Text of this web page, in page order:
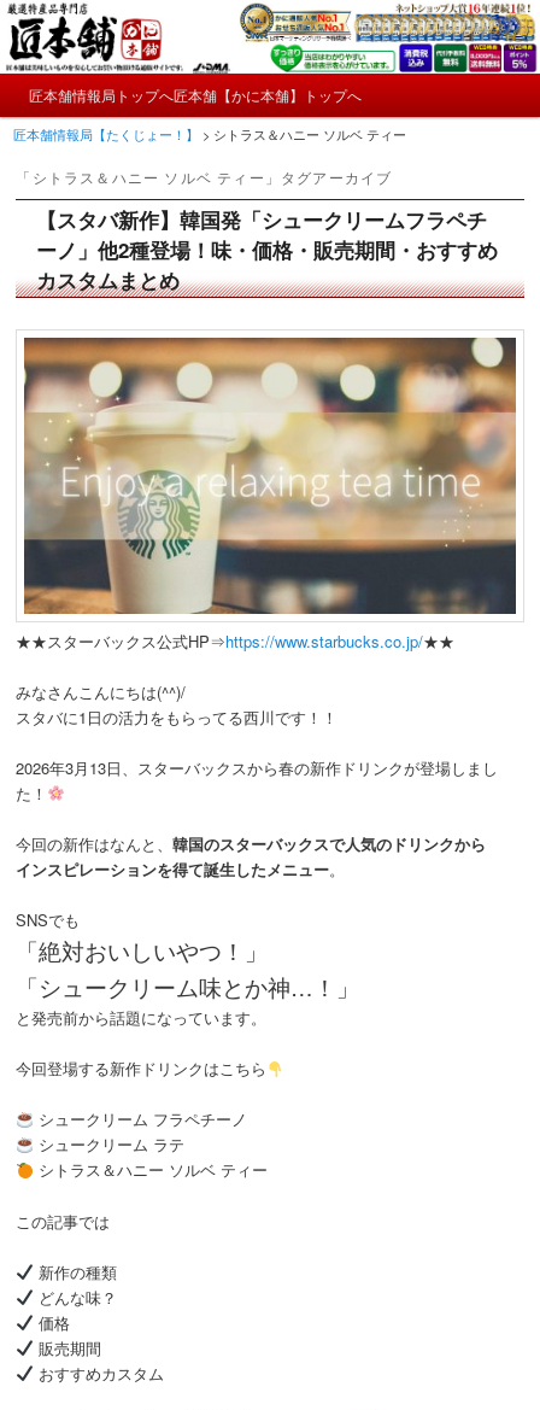
メ
イ
ン
ン
テ
サ
ブ
コ
テ
ン
匠本舗情報局【たくじょー！】
かにやおせちについてのおもしろ情報や興味深い記事をお届けします。
ン
メ
イ
ン
コ
ン
テ
ン
ツ
へ
サ
ブ
コ
ン
テ
ン
ツ
へ
移
匠本舗情報局トップへ匠本舗【かに本舗】トップへ
匠本舗情報局【たくじょー！】 > シトラス＆ハニー ソルベ ティー
「 シトラス＆ハニー ソルベ ティー 」タグアーカイブ
【スタバ新作】韓国発「シュークリームフラペチ
ーノ」他2種登場！味・価格・販売期間・おすすめ
カスタムまとめ
★★スターバックス公式HP⇒https://www.starbucks.co.jp/★★
みなさんこんにちは(^^)/
スタバに1日の活力をもらってる西川です！！
2026年3月13日、スターバックスから春の新作ドリンクが登場しまし
た！
今回の新作はなんと、韓国のスターバックスで人気のドリンクから
インスピレーションを得て誕生したメニュー。
SNSでも
「絶対おいしいやつ！」
「シュークリーム味とか神…！」
と発売前から話題になっています。
今回登場する新作ドリンクはこちら
シュークリーム フラペチーノ
シュークリーム ラテ
シトラス＆ハニー ソルベ ティー
この記事では
新作の種類
どんな味？
価格
販売期間
おすすめカスタム